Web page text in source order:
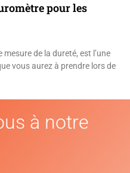
pour les
de la dureté, est l’une
vous aurez à prendre lors de
à notre